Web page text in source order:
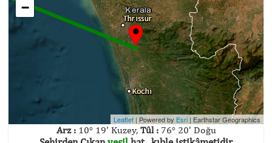
−
Leaflet | Powered by Esri | Earthstar Geographics
Arz :10° 19' Kuzey, Tûl :76° 20' Doğu